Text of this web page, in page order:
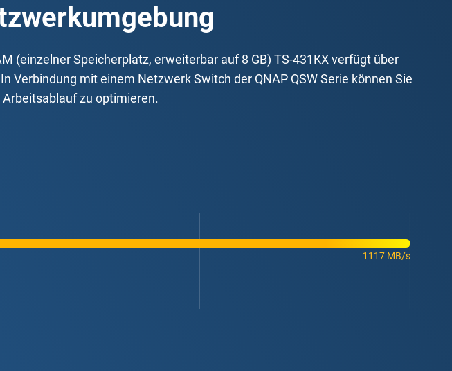
(einzelner Speicherplatz, erweiterbar auf 8 GB) TS-431KX verfügt über
Verbindung mit einem Netzwerk Switch der QNAP QSW Serie können Sie
zu optimieren.
1117 MB/s